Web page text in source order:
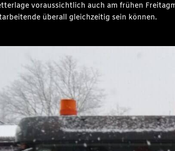
voraussichtlich auch am frühen
überall gleichzeitig sein können.